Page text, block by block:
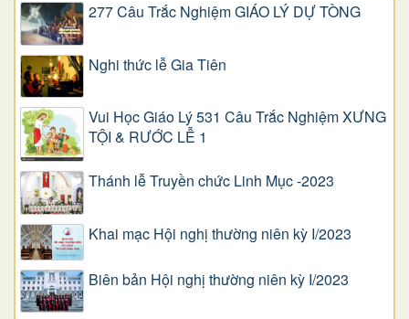
277 Câu Trắc Nghiệm GIÁO LÝ DỰ TÒNG
Nghi thức lễ Gia Tiên
Vui Học Giáo Lý 531 Câu Trắc Nghiệm XƯNG
TỘI & RƯỚC LỄ 1
Thánh lễ Truyền chức Linh Mục -2023
Khai mạc Hội nghị thường niên kỳ I/2023
Biên bản Hội nghị thường niên kỳ I/2023